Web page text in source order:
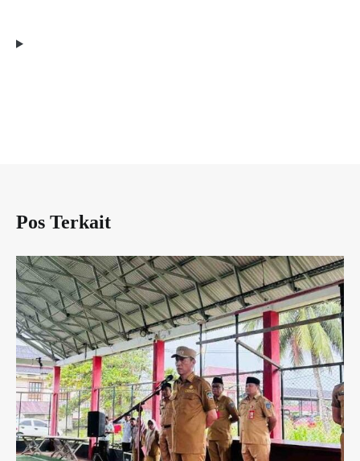
Pos Terkait